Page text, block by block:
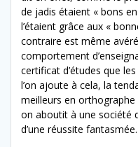
de jadis étaient « bons
l’étaient grâce aux «
contraire est même
comportement
certificat d’études que
l’on ajoute à cela, la
meilleurs en orthographe
on aboutit à une société
d’une réussite fantasmée.